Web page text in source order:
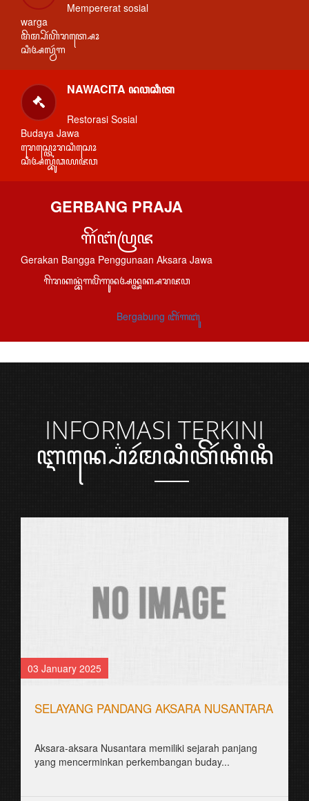
Mempererat sosial
warga
ꦩꦼꦩ꧀ꦥꦼꦂꦲꦼꦫꦠ꧀ꦱꦺꦴ
ꦱꦶꦄꦭ꧀ꦮꦂꦒ
NAWACITA ꦤꦮꦕꦶꦠ
Restorasi Sosial
Budaya Jawa
ꦫꦺꦱ꧀ꦠꦺꦴꦫꦱꦶꦱꦺꦴ
ꦱꦶꦄꦭ꧀ꦧꦸꦣꦪꦗꦮ
GERBANG PRAJA
ꦒꦼꦂꦧꦁꦥꦿꦗ
Gerakan Bangga Penggunaan Aksara Jawa
ꦒꦼꦫꦏꦤ꧀ꦧꦁꦒꦥꦼꦁꦒꦸꦤꦄꦤ꧀ꦄꦏ꧀ꦱꦫꦗꦮ
Bergabung ꦧꦼꦂꦒꦧꦸꦁ
INFORMASI TERKINI
ꦆꦤ꧀ꦥ꦳ꦺꦴꦂꦩꦱꦶꦠꦼꦂꦏꦶꦤꦶ
03 January 2025
SELAYANG PANDANG AKSARA NUSANTARA
Aksara-aksara Nusantara memiliki sejarah panjang
yang mencerminkan perkembangan buday...